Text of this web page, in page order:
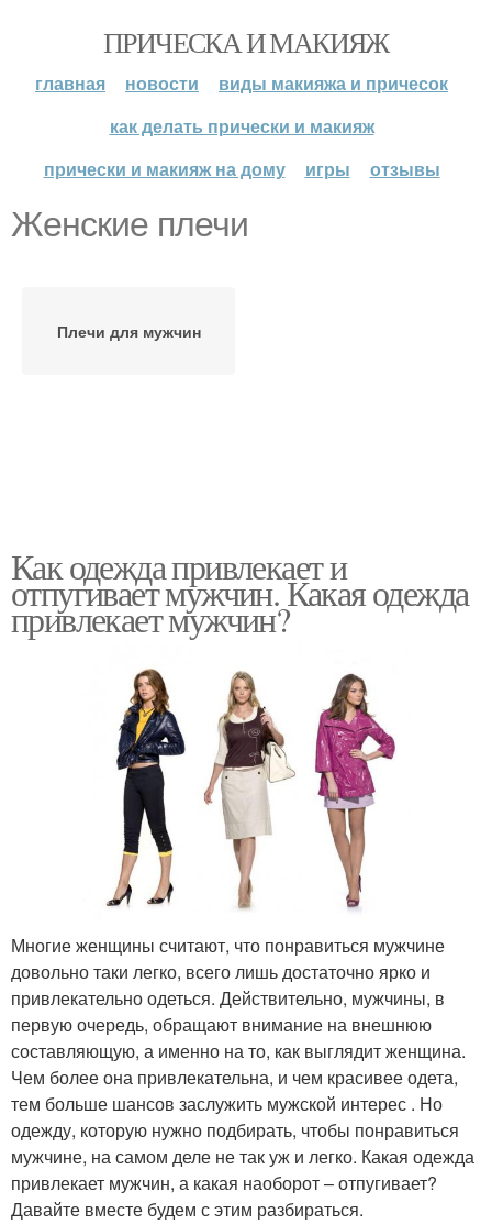
ПРИЧЕСКА И МАКИЯЖ
главная новости
виды макияжа и причесок
как делать прически и макияж
прически и макияж на дому
игры отзывы
Женские плечи
Плечи для мужчин
Как одежда привлекает и
отпугивает мужчин. Какая одежда
привлекает мужчин?
Многие женщины считают, что понравиться мужчине
довольно таки легко, всего лишь достаточно ярко и
привлекательно одеться. Действительно, мужчины, в
первую очередь, обращают внимание на внешнюю
составляющую, а именно на то, как выглядит женщина.
Чем более она привлекательна, и чем красивее одета,
тем больше шансов заслужить мужской интерес . Но
одежду, которую нужно подбирать, чтобы понравиться
мужчине, на самом деле не так уж и легко. Какая одежда
привлекает мужчин, а какая наоборот – отпугивает?
Давайте вместе будем с этим разбираться.